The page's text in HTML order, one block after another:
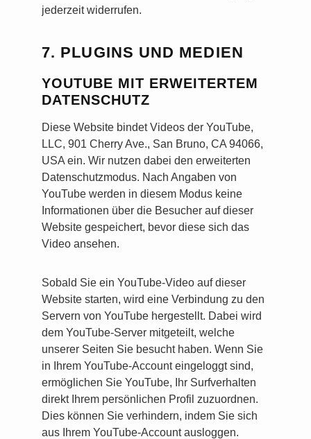
jederzeit widerrufen.
7. PLUGINS UND MEDIEN
YOUTUBE MIT ERWEITERTEM
DATENSCHUTZ
Diese Website bindet Videos der YouTube,
LLC, 901 Cherry Ave., San Bruno, CA 94066,
USA ein. Wir nutzen dabei den erweiterten
Datenschutzmodus. Nach Angaben von
YouTube werden in diesem Modus keine
Informationen über die Besucher auf dieser
Website gespeichert, bevor diese sich das
Video ansehen.
Sobald Sie ein YouTube-Video auf dieser
Website starten, wird eine Verbindung zu den
Servern von YouTube hergestellt. Dabei wird
dem YouTube-Server mitgeteilt, welche
unserer Seiten Sie besucht haben. Wenn Sie
in Ihrem YouTube-Account eingeloggt sind,
ermöglichen Sie YouTube, Ihr Surfverhalten
direkt Ihrem persönlichen Profil zuzuordnen.
Dies können Sie verhindern, indem Sie sich
aus Ihrem YouTube-Account ausloggen.